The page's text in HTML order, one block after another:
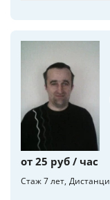
от 25 руб / час
Стаж 7 лет